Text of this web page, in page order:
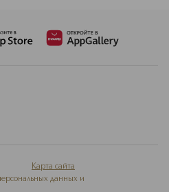
Карта сайта
данных и